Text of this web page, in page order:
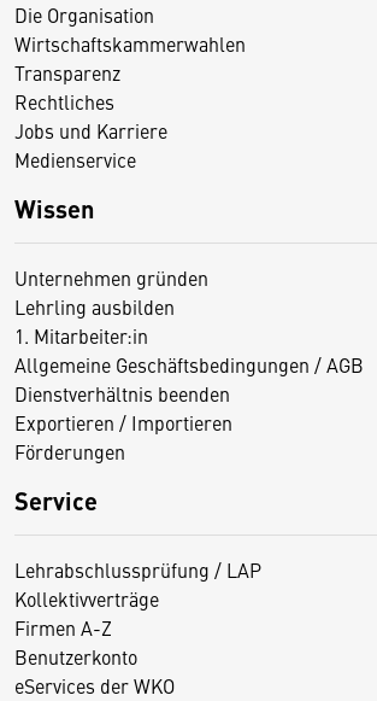
Die Organisation
Wirtschaftskammerwahlen
Transparenz
Rechtliches
Jobs und Karriere
Medienservice
Wissen
Unternehmen gründen
Lehrling ausbilden
1. Mitarbeiter:in
Allgemeine Geschäftsbedingungen / AGB
Dienstverhältnis beenden
Exportieren / Importieren
Förderungen
Service
Lehrabschlussprüfung / LAP
Kollektivverträge
Firmen A-Z
Benutzerkonto
eServices der WKO